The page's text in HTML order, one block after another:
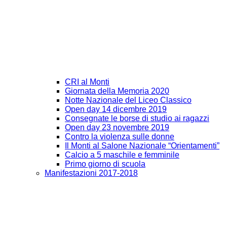
CRI al Monti
Giornata della Memoria 2020
Notte Nazionale del Liceo Classico
Open day 14 dicembre 2019
Consegnate le borse di studio ai ragazzi
Open day 23 novembre 2019
Contro la violenza sulle donne
Il Monti al Salone Nazionale “Orientamenti”
Calcio a 5 maschile e femminile
Primo giorno di scuola
Manifestazioni 2017-2018